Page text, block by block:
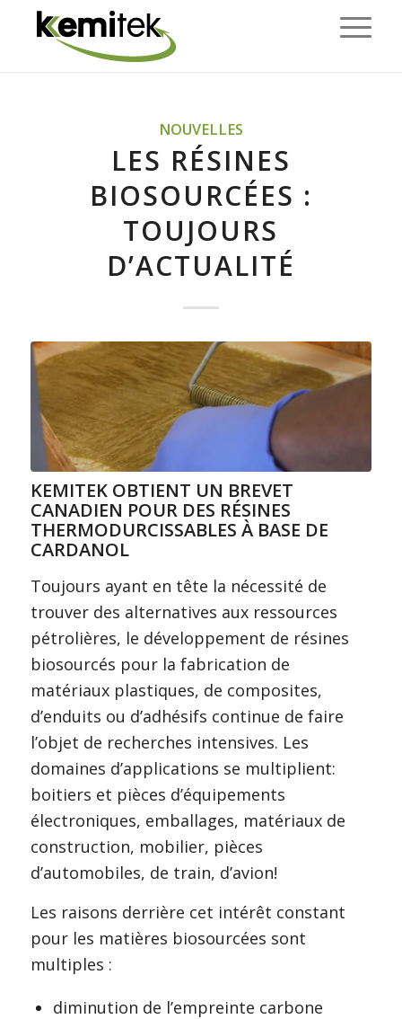
NOUVELLES
LES RÉSINES
BIOSOURCÉES :
TOUJOURS
D’ACTUALITÉ
KEMITEK OBTIENT UN BREVET
CANADIEN POUR DES RÉSINES
THERMODURCISSABLES À BASE DE
CARDANOL
Toujours ayant en tête la nécessité de
trouver des alternatives aux ressources
pétrolières, le développement de résines
biosourcés pour la fabrication de
matériaux plastiques, de composites,
d’enduits ou d’adhésifs continue de faire
l’objet de recherches intensives. Les
domaines d’applications se multiplient:
boitiers et pièces d’équipements
électroniques, emballages, matériaux de
construction, mobilier, pièces
d’automobiles, de train, d’avion!
Les raisons derrière cet intérêt constant
pour les matières biosourcées sont
multiples :
diminution de l’empreinte carbone